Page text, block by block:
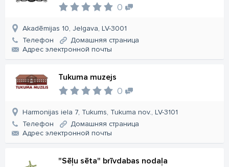
0
Akadēmijas 10, Jelgava, LV-3001
Телефон
Домашняя страница
Aдрес электронной почты
Tukuma muzejs
0
Harmonijas iela 7, Tukums, Tukuma nov., LV-3101
Телефон
Домашняя страница
Aдрес электронной почты
"Sēļu sēta" brīvdabas nodaļa